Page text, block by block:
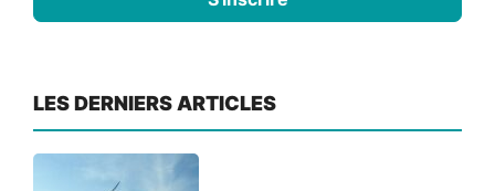
LES DERNIERS ARTICLES